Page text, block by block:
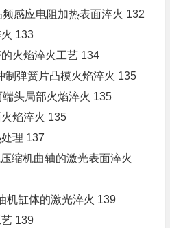
感应电阻加热表面淬火 132
133
火焰淬火工艺 134
制弹簧片凸模火焰淬火 135
头局部火焰淬火 135
焰淬火 135
理 137
缩机曲轴的激光表面淬火
机缸体的激光淬火 139
139